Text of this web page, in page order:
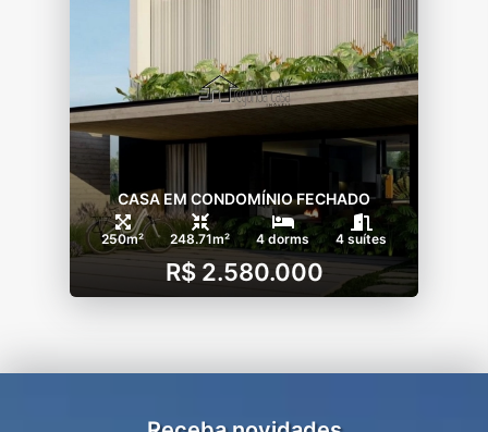
CASA EM CONDOMÍNIO FECHADO
250m² 248.71m² 4 dorms 4 suítes
R$ 2.580.000